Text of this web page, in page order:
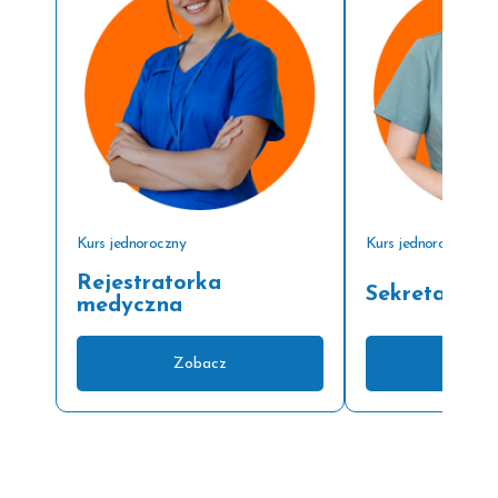
Kurs jednoroczny
Rejestratorka
medyczna
Zobacz
Kurs jednoroczny
Sekretarka